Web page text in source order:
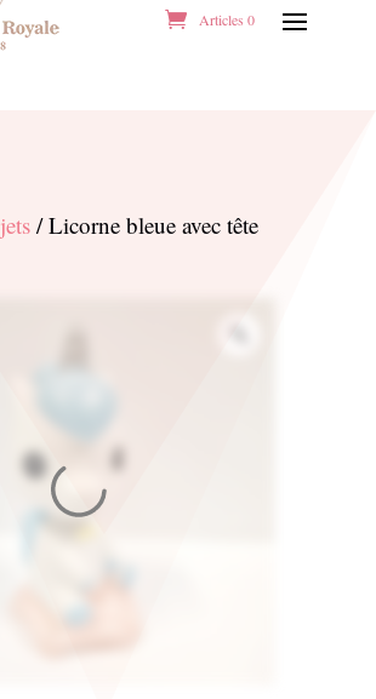
Articles 0
/ Licorne bleue avec tête